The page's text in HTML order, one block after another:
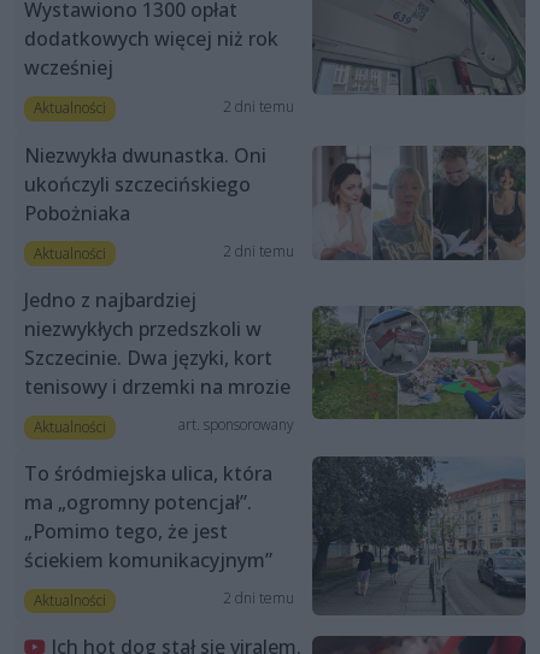
Wystawiono 1300 opłat
dodatkowych więcej niż rok
wcześniej
Aktualności 2 dni temu
Niezwykła dwunastka. Oni
ukończyli szczecińskiego
Pobożniaka
Aktualności 2 dni temu
Jedno z najbardziej
niezwykłych przedszkoli w
Szczecinie. Dwa języki, kort
tenisowy i drzemki na mrozie
Aktualności art. sponsorowany
To śródmiejska ulica, która
ma „ogromny potencjał”.
„Pomimo tego, że jest
ściekiem komunikacyjnym”
Aktualności 2 dni temu
Ich hot dog stał się viralem.